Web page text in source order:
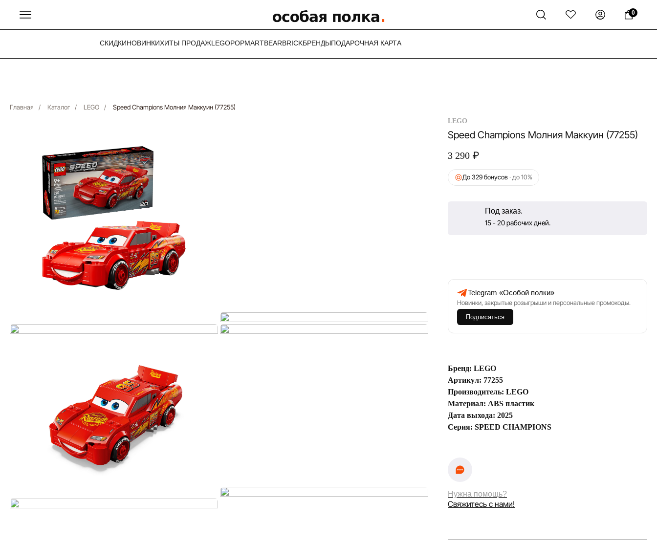
0
СКИДКИНОВИНКИХИТЫ ПРОДАЖLEGOPOPMARTBEARBRICKБРЕНДЫПОДАРОЧНАЯ КАРТА
Главная / Каталог / LEGO / Speed Champions Молния Маккуин (77255)
Speed Champions Молния Маккуин (77255)
LEGO
3 290 ₽
До 329 бонусов · до 10%
Под заказ.
15 - 20 рабочих дней.
Telegram «Особой полки»
Новинки, закрытые розыгрыши и персональные промокоды.
Подписаться
Бренд: LEGO
Артикул: 77255
Производитель: LEGO
Материал: ABS пластик
Дата выхода: 2025
Серия: SPEED CHAMPIONS
Нужна помощь?
Свяжитесь с нами!